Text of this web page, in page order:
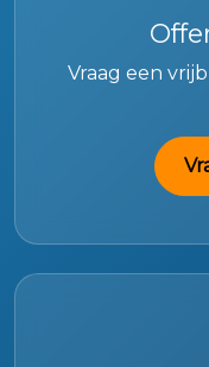
Vraag een